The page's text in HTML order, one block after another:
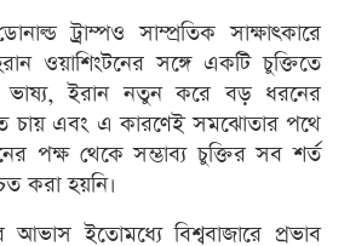
ট্রাম্পও সাম্প্রতিক সাক্ষাৎকারে
ওয়াশিংটনের সঙ্গে একটি চুক্তিতে
ভাষ্য, ইরান নতুন করে বড় ধরনের
চায় এবং এ কারণেই সমঝোতার পথে
পক্ষ থেকে সম্ভাব্য চুক্তির সব শর্ত
করা হয়নি।
ইতোমধ্যে বিশ্ববাজারে প্রভাব